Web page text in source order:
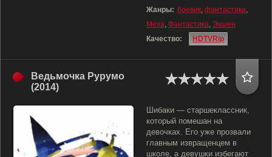
Жанры: боевик, фантастика,
Меха, Фантастика, Экшен
Качество:
HDTVRip
Ведьмочка Рурумо
(2014)
Шибаки — старшеклассник,
который помешан на
девочках. Его уже прозвали
главным извращенцем в
школе, а девушки избегают